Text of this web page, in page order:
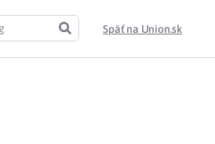
Späť na Union.sk